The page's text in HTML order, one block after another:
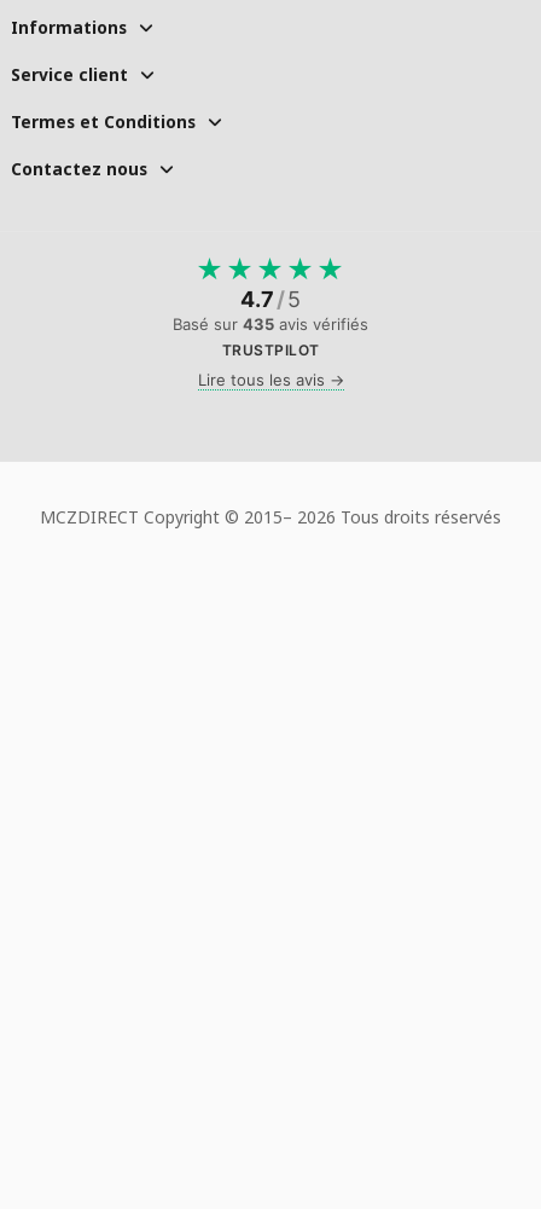
Informations
Service client
Termes et Conditions
Contactez nous
★ ★ ★ ★ ★
4.7/5
Basé sur 435 avis vérifiés
TRUSTPILOT
Lire tous les avis →
MCZDIRECT Copyright © 2015– 2026 Tous droits réservés